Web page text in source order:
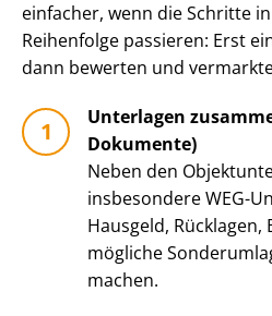
einfacher, wenn die Schritte
Reihenfolge passieren: Erst
dann bewerten und
Unterlagen
Dokumente)
Neben den
insbesondere WEG-
Hausgeld, Rücklagen,
mögliche
machen.